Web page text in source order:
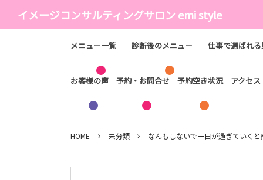
イメージコンサルティングサロン emi style
メニュー一覧 診断後のメニュー 仕事で選ばれ
お客様の声 予約・お問合せ 予約空き状況 アクセ
HOME 未分類 なんもしないで一日が過ぎていくと